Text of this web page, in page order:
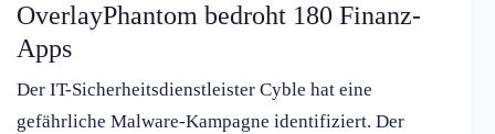
OverlayPhantom bedroht 180 Finanz-
Apps
Der IT-Sicherheitsdienstleister Cyble hat eine
gefährliche Malware-Kampagne identifiziert. Der